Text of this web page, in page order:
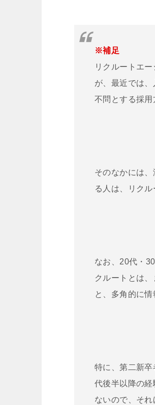
※補足
リクルートエ
が、最近では
不問とする採用
そのなかには
る人は、リクル
なお、20代・
クルートとは
と、多角的に
特に、第二新
代後半以降の
ないので、そ